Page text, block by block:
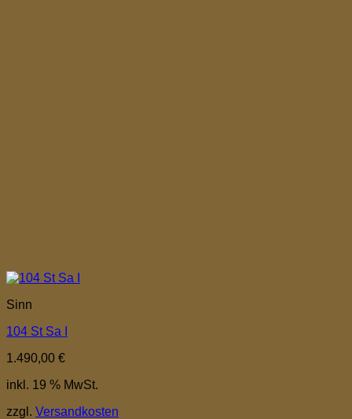
Sinn
104 St Sa I
1.490,00 €
inkl. 19 % MwSt.
zzgl. Versandkosten